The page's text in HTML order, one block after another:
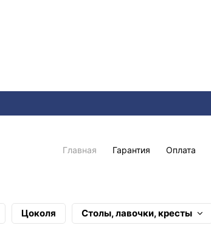
Главная Гарантия Оплата
Цоколя Столы, лавочки, кресты